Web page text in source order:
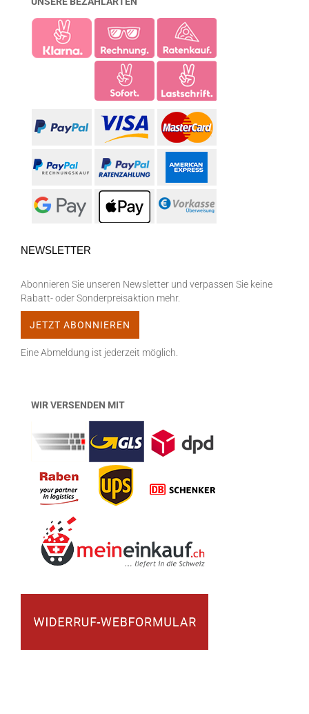
NEWSLETTER
Abonnieren Sie unseren Newsletter und verpassen Sie keine
Rabatt- oder Sonderpreisaktion mehr.
Eine Abmeldung ist jederzeit möglich.
WIR VERSENDEN MIT